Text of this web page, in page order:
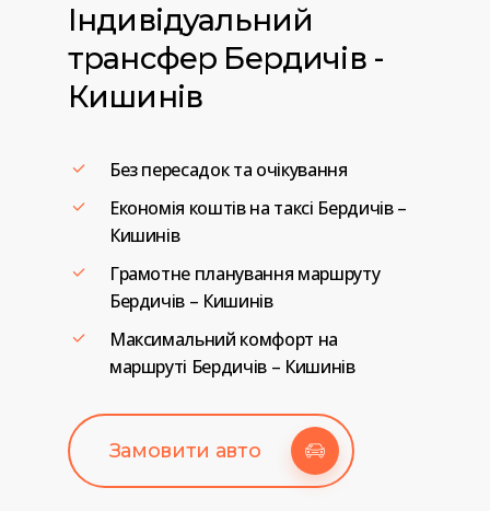
Індивідуальний
трансфер Бердичів -
Кишинів
Без пересадок та очікування
Економія коштів на таксі Бердичів –
Кишинів
Грамотне планування маршруту
Бердичів – Кишинів
Максимальний комфорт на
маршруті Бердичів – Кишинів
Замовити авто